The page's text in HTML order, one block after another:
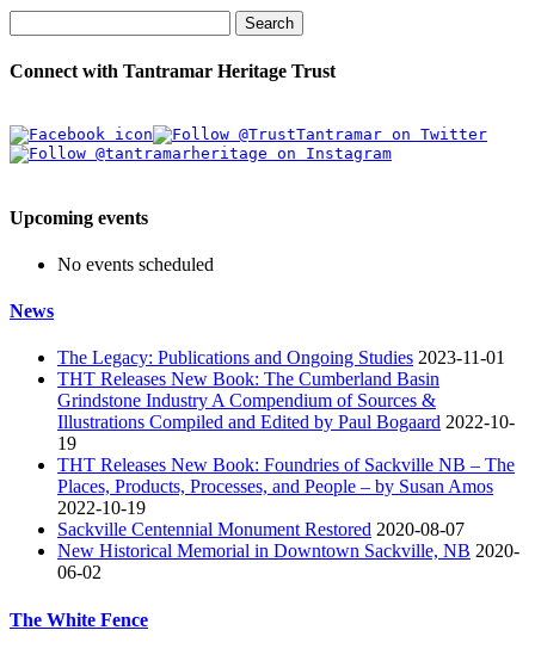
Search
Connect with Tantramar Heritage Trust
Upcoming events
No events scheduled
News
The Legacy: Publications and Ongoing Studies 2023-11-01
THT Releases New Book: The Cumberland Basin
Grindstone Industry A Compendium of Sources &
Illustrations Compiled and Edited by Paul Bogaard 2022-10-
19
THT Releases New Book: Foundries of Sackville NB – The
Places, Products, Processes, and People – by Susan Amos
2022-10-19
Sackville Centennial Monument Restored 2020-08-07
New Historical Memorial in Downtown Sackville, NB 2020-
06-02
The White Fence